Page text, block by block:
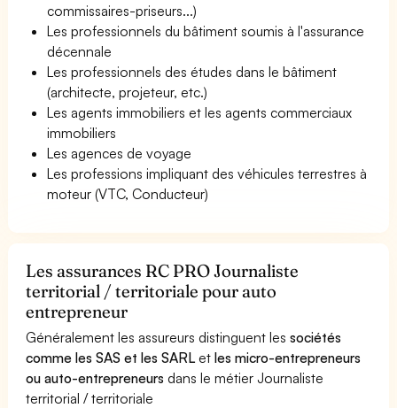
commissaires-priseurs...)
Les professionnels du bâtiment soumis à l'assurance
décennale
Les professionnels des études dans le bâtiment
(architecte, projeteur, etc.)
Les agents immobiliers et les agents commerciaux
immobiliers
Les agences de voyage
Les professions impliquant des véhicules terrestres à
moteur (VTC, Conducteur)
Les assurances RC PRO Journaliste
territorial / territoriale pour auto
entrepreneur
Généralement les assureurs distinguent lessociétés
comme les SAS et les SARL etles micro-entrepreneurs
ou auto-entrepreneurs dans le métier Journaliste
territorial / territoriale